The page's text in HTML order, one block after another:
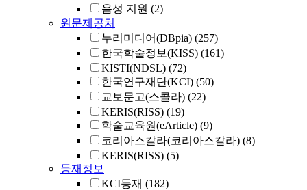
음성 지원 (2)
원문제공처
누리미디어(DBpia) (257)
한국학술정보(KISS) (161)
KISTI(NDSL) (72)
한국연구재단(KCI) (50)
교보문고(스콜라) (22)
KERIS(RISS) (19)
학술교육원(eArticle) (9)
코리아스칼라(코리아스칼라) (8)
KERIS(RISS) (5)
등재정보
KCI등재 (182)